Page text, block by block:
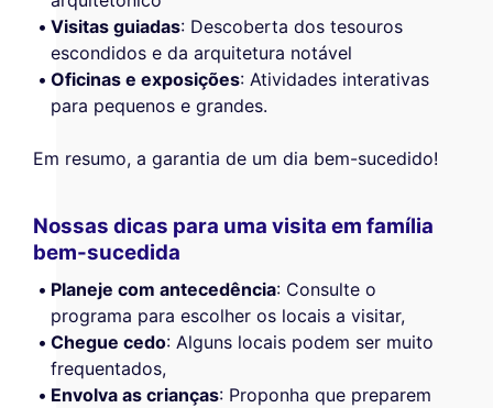
Visitas guiadas: Descoberta dos tesouros
escondidos e da arquitetura notável
Oficinas e exposições: Atividades interativas
para pequenos e grandes.
Em resumo, a garantia de um dia bem-sucedido!
Nossas dicas para uma visita em família
bem-sucedida
Planeje com antecedência: Consulte o
programa para escolher os locais a visitar,
Chegue cedo: Alguns locais podem ser muito
frequentados,
Envolva as crianças: Proponha que preparem